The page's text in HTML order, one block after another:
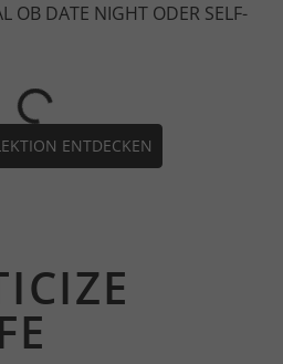
OB DATE NIGHT ODER SELF-
ENTDECKEN